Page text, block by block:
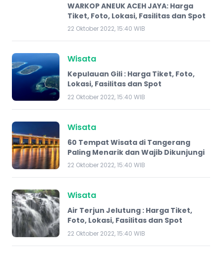
WARKOP ANEUK ACEH JAYA: Harga
Tiket, Foto, Lokasi, Fasilitas dan Spot
22 Oktober 2022, 15:40 WIB
Wisata
Kepulauan Gili : Harga Tiket, Foto,
Lokasi, Fasilitas dan Spot
22 Oktober 2022, 15:40 WIB
Wisata
60 Tempat Wisata di Tangerang
Paling Menarik dan Wajib Dikunjungi
22 Oktober 2022, 15:40 WIB
Wisata
Air Terjun Jelutung : Harga Tiket,
Foto, Lokasi, Fasilitas dan Spot
22 Oktober 2022, 15:40 WIB